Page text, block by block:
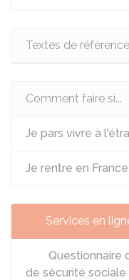
Textes de référence
Comment faire si...
Je pars vivre à
Je rentre en
Services en
Questionnaire
de sécurité